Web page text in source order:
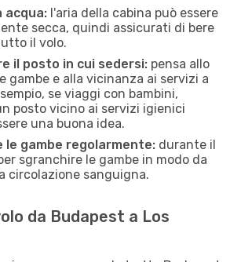
acqua: l'aria della cabina può essere
secca, quindi assicurati di bere
il volo.
il posto in cui sedersi: pensa allo
gambe e alla vicinanza ai servizi a
se viaggi con bambini,
posto vicino ai servizi igienici
una buona idea.
le gambe regolarmente: durante il
sgranchire le gambe in modo da
circolazione sanguigna.
da Budapest a Los